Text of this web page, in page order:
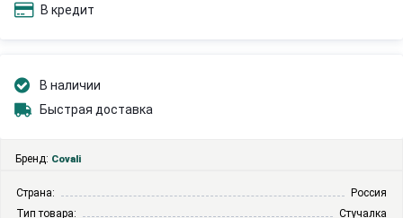
В кредит
В наличии
Быстрая доставка
Бренд: Covali
Страна:
Россия
Тип товара:
Стучалка